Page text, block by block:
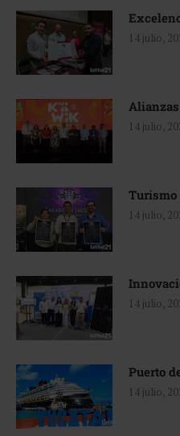
14 julio,
14 julio,
Turismo
14 julio,
14 julio,
Puerto
14 julio,